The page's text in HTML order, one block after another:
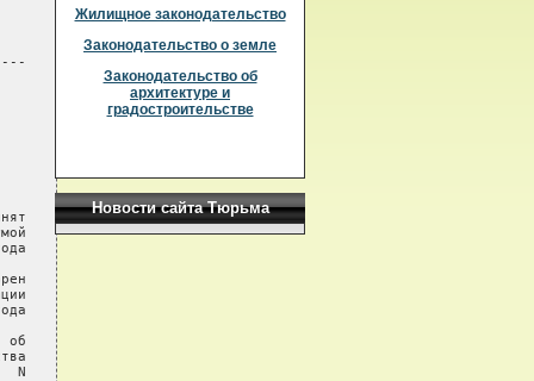
об
N
Жилищное законодательство
Законодательство о земле
Законодательство об
архитектуре и
градостроительстве
Новости сайта Тюрьма